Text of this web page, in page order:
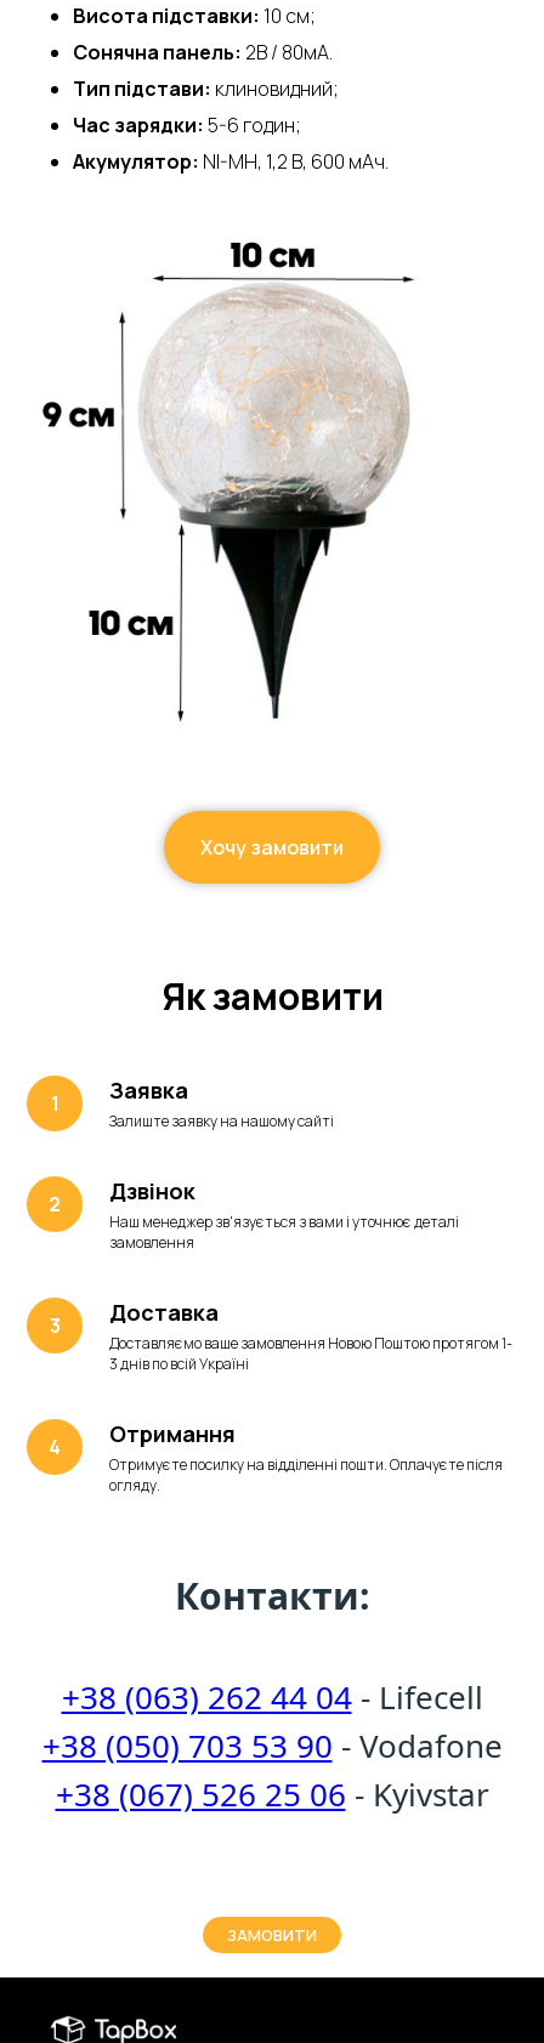
Висота підставки: 10 см;
Сонячна панель: 2В / 80мА.
Тип підстави: клиновидний;
Час зарядки: 5-6 годин;
Акумулятор: NI-MH, 1,2 В, 600 мАч.
Хочу замовити
Як замовити
Заявка
Залиште заявку на нашому сайті
Дзвінок
Наш менеджер зв'язується з вами і уточнює деталі
замовлення
Доставка
Доставляємо ваше замовлення Новою Поштою протягом 1-
3 днів по всій Україні
Отримання
Отримуєте посилку на відділенні пошти. Оплачуєте після
огляду.
Контакти:
+38 (063) 262 44 04- Lifecell
+38 (050) 703 53 90 - Vodafone
+38 (067) 526 25 06 - Kyivstar
ЗАМОВИТИ